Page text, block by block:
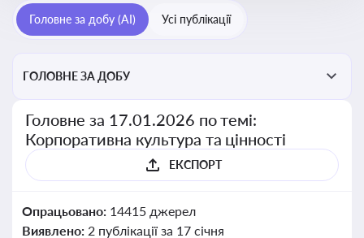
бізнес-середовища
Головне за добу (AI) Усі публікації
ГОЛОВНЕ ЗА ДОБУ
Головне за 17.01.2026 по темі:
Корпоративна культура та цінності
ЕКСПОРТ
Опрацьовано: 14415 джерел
Виявлено: 2 публікації за 17 січня